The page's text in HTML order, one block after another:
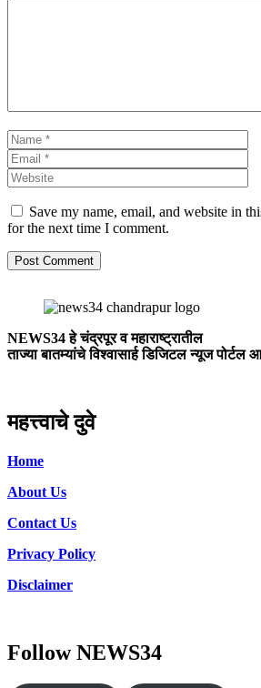
Name
Save my name, email, and website in
for the next time I comment.
NEWS34 हे चंद्रपूर व महाराष्ट्रातील
ताज्या बातम्यांचे विश्वासार्ह डिजिटल न्यूज पोर्टल
महत्त्वाचे दुवे
Home
About Us
Contact Us
Privacy Policy
Disclaimer
Follow NEWS34